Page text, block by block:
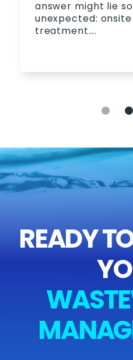
answer might lie
unexpected:
treatment….
READY